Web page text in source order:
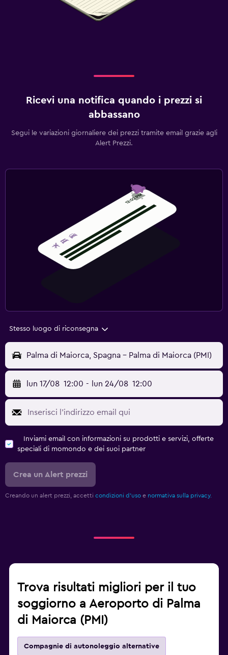
Ricevi una notifica quando i prezzi si
abbassano
Segui le variazioni giornaliere dei prezzi tramite email grazie agli
Alert Prezzi.
Stesso luogo di riconsegna
Palma di Maiorca, Spagna - Palma di Maiorca (PMI)
lun 17/08 12:00 - lun 24/08 12:00
Inviami email con informazioni su prodotti e servizi, offerte
speciali di momondo e dei suoi partner
Crea un Alert prezzi
Creando un alert prezzi, accetti condizioni d'uso e normativa sulla privacy.
Trova risultati migliori per il tuo
soggiorno a Aeroporto di Palma
di Maiorca (PMI)
Compagnie di autonoleggio alternative